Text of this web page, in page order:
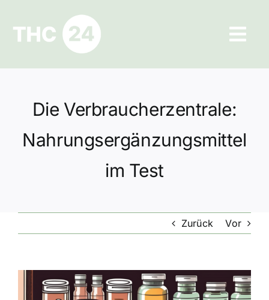
springen
Ratgeber
Hilfe und Kontakt
Datenschutz
Die Verbraucherzentrale:
Nahrungsergänzungsmittel
im Test
Zurück Vor
grösseres